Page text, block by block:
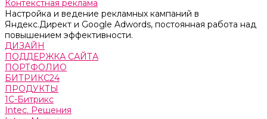
Контекстная реклама
Настройка и ведение рекламных кампаний в
Яндекс.Директ и Google Adwords, постоянная работа над
повышением эффективности.
ДИЗАЙН
ПОДДЕРЖКА САЙТА
ПОРТФОЛИО
БИТРИКС24
ПРОДУКТЫ
1С-Битрикс
Intec. Решения